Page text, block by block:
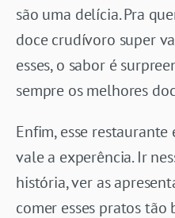
são uma delícia. Pra
doce crudívoro super
esses, o sabor é
sempre os melhores
Enfim, esse restaurante
vale a experência. Ir
história, ver as
comer esses pratos tão